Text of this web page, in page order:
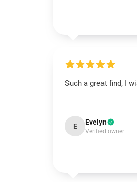
Such a great find, I
E Evelyn
Verified owner